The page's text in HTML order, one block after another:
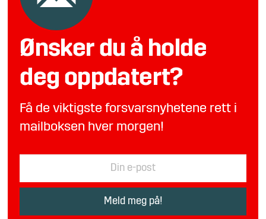
Ønsker du å holde
deg oppdatert?
Få de viktigste forsvarsnyhetene rett i
mailboksen hver morgen!